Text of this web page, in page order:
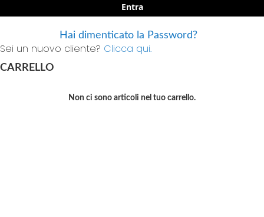
Entra
Hai dimenticato la Password?
Sei un nuovo cliente? Clicca qui.
CARRELLO
Non ci sono articoli nel tuo carrello.